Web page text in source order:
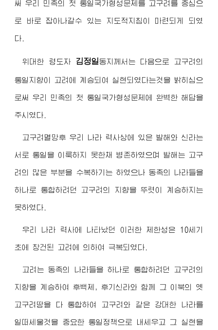
써 우리 민족의 첫 통일국가형성문제를 고구려를 중심으
로 바로 잡아나갈수 있는 지도적지침이 마련되게 되였
다.
위대한 령도자 김정일동지 께서는 다음으로 고구려의
통일지향이 고려에 계승되여 실현되였다는것을 밝히심으
로써 우리 민족의 첫 통일국가형성문제에 완벽한 해답을
주시였다.
고구려멸망후 우리 나라 력사상에 있은 발해와 신라는
서로 통일을 이룩하지 못한채 병존하였으며 발해는 고구
려의 많은 부분을 수복하기는 하였으나 동족의 나라들을
하나로 통합하려던 고구려의 지향을 뚜렷이 계승하지는
못하였다.
우리 나라 력사에 나타났던 이러한 제한성은 10세기
초에 창건된 고려에 의하여 극복되였다.
고려는 동족의 나라들을 하나로 통합하려던 고구려의
지향을 계승하여 후백제, 후기신라와 함께 그 이북의 옛
고구려땅을 다 통합하여 고구려와 같은 강대한 나라를
일떠세울것을 중요한 통일정책으로 내세우고 그 실현을